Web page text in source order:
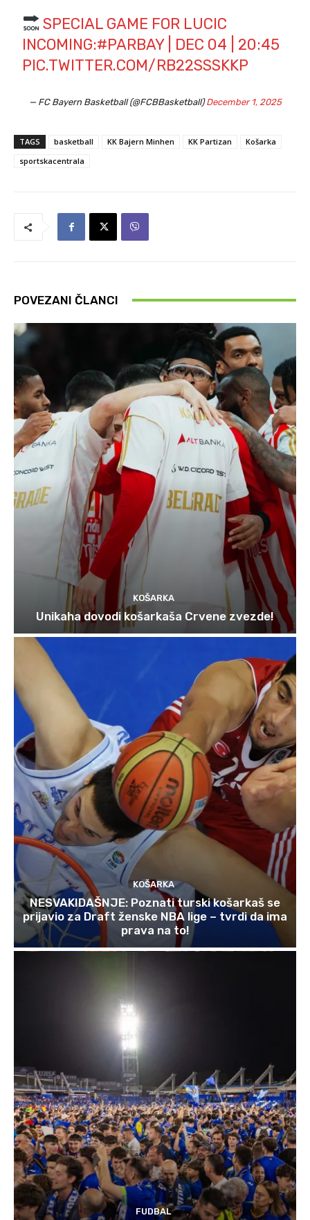
SPECIAL GAME FOR LUCIC
INCOMING:#PARBAY| DEC 04 | 20:45
PIC.TWITTER.COM/RB22SSSKKP
— FC Bayern Basketball (@FCBBasketball)December 1, 2025
TAGS basketball KK Bajern Minhen KK Partizan
Košarka
sportskacentrala
POVEZANI ČLANCI
KOŠARKA
Unikaha dovodi košarkaša Crvene zvezde!
KOŠARKA
NESVAKIDAŠNJE: Poznati turski košarkaš se
prijavio za Draft ženske NBA lige – tvrdi da ima
prava na to!
FUDBAL